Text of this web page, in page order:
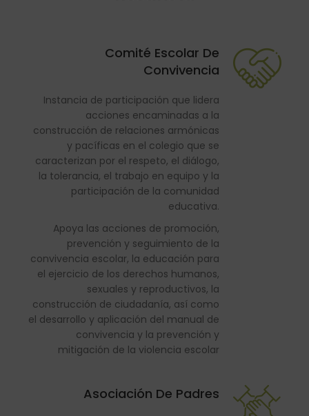
Comité Escolar De
Convivencia
Instancia de participación que lidera
acciones encaminadas a la
construcción de relaciones armónicas
y pacíficas en el colegio que se
caracterizan por el respeto, el diálogo,
la tolerancia, el trabajo en equipo y la
participación de la comunidad
educativa.
Apoya las acciones de promoción,
prevención y seguimiento de la
convivencia escolar, la educación para
el ejercicio de los derechos humanos,
sexuales y reproductivos, la
construcción de ciudadanía, así como
el desarrollo y aplicación del manual de
convivencia y la prevención y
mitigación de la violencia escolar
Asociación De Padres